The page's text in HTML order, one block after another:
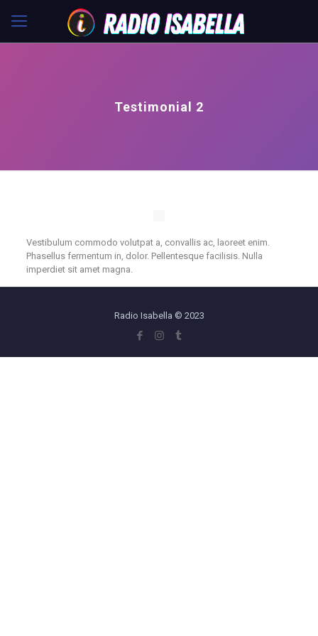
Testimonial 2
Vestibulum commodo volutpat a, convallis ac, laoreet enim.
Phasellus fermentum in, dolor. Pellentesque facilisis. Nulla
imperdiet sit amet magna.
Radio Isabella © 2023